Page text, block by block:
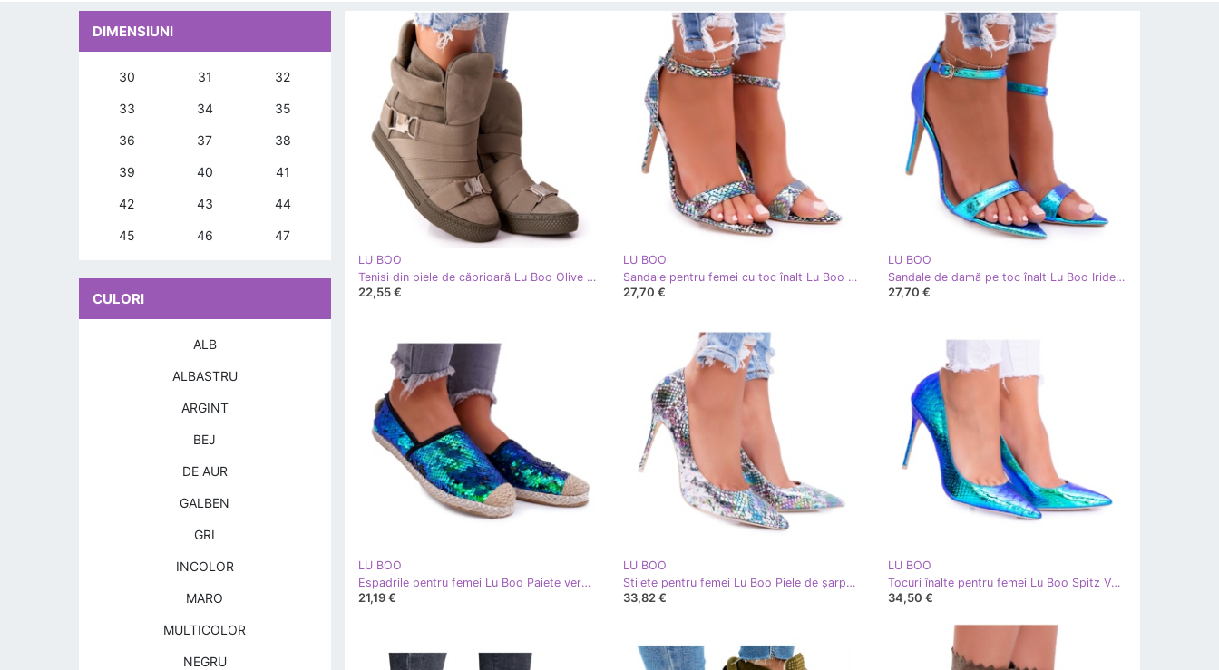
LU BOO
Tenisi din piele de căprioară Lu Boo Olive verde
22,55 €
LU BOO
Sandale pentru femei cu toc înalt Lu Boo Snake Green Ramann multicolor verde
27,70 €
LU BOO
Sandale de damă pe toc înalt Lu Boo Iridescent Green Debbi multicolor verde
27,70 €
LU BOO
Espadrile pentru femei Lu Boo Paiete verzi Destino verde
21,19 €
LU BOO
Stilete pentru femei Lu Boo Piele de șarpe verde Spitz Iris multicolor
33,82 €
LU BOO
Tocuri înalte pentru femei Lu Boo Spitz Verde Benzină Glam multicolor
34,50 €
DIMENSIUNI
30 31 32
33 34 35
36 37 38
39 40 41
42 43 44
45 46 47
CULORI
ALB
ALBASTRU
ARGINT
BEJ
DE AUR
GALBEN
GRI
INCOLOR
MARO
MULTICOLOR
NEGRU